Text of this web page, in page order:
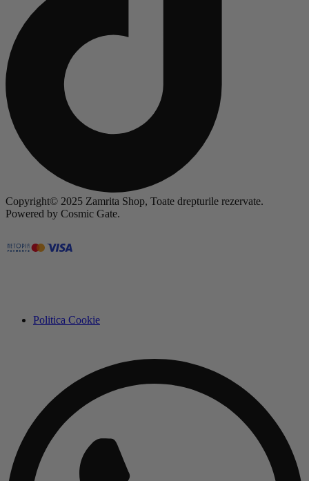
Copyright© 2025 Zamrita Shop, Toate drepturile rezervate.
Powered by Cosmic Gate.
Politica Cookie